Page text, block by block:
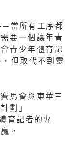
當所有工序都
要一個讓年青
青少年體育記
但取代不到靈
馬會與東華三
劃」
育記者的專
。